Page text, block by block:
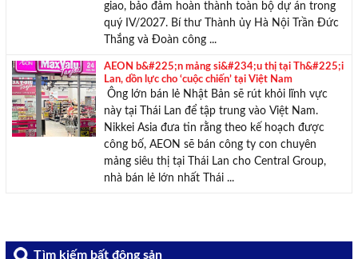
giao, bảo đảm hoàn thành toàn bộ dự án trong
quý IV/2027. Bí thư Thành ủy Hà Nội Trần Đức
Thắng và Đoàn công ...
AEON b&#225;n mảng si&#234;u thị tại Th&#225;i
Lan, dồn lực cho ‘cuộc chiến’ tại Việt Nam
Ông lớn bán lẻ Nhật Bản sẽ rút khỏi lĩnh vực
này tại Thái Lan để tập trung vào Việt Nam.
Nikkei Asia đưa tin rằng theo kế hoạch được
công bố, AEON sẽ bán công ty con chuyên
mảng siêu thị tại Thái Lan cho Central Group,
nhà bán lẻ lớn nhất Thái ...
Tìm kiếm bất động sản